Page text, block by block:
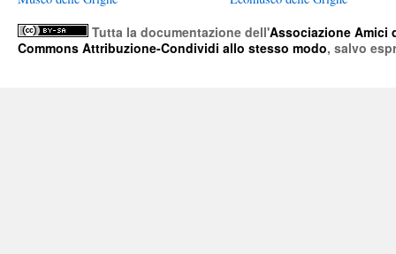
Tutta la documentazione dell'Associazione Amici
Commons Attribuzione-Condividi allo stesso modo, salvo